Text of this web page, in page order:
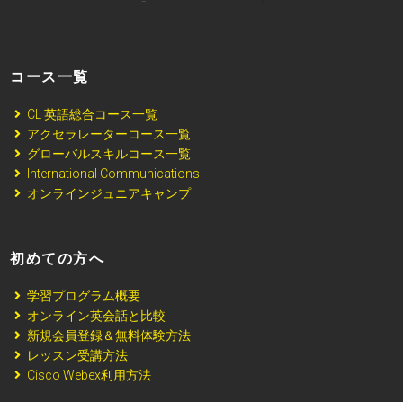
コース一覧
CL 英語総合コース一覧
アクセラレーターコース一覧
グローバルスキルコース一覧
International Communications
オンラインジュニアキャンプ
初めての方へ
学習プログラム概要
オンライン英会話と比較
新規会員登録＆無料体験方法
レッスン受講方法
Cisco Webex利用方法